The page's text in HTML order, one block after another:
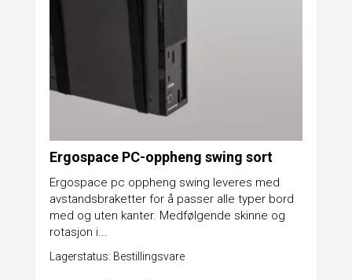
Ergospace PC-oppheng swing sort
Ergospace pc oppheng swing leveres med
avstandsbraketter for å passer alle typer bord
med og uten kanter. Medfølgende skinne og
rotasjon i...
Lagerstatus: Bestillingsvare